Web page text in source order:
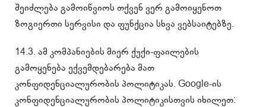
შეიძლება გამოიწვიოს თქვენ ვერ გამოიყენოთ
ზოგიერთი სერვისი და ფუნქცია სხვა ვებსაიტებზე.
14.3. ამ კომპანიების მიერ ქუქი-ფაილების
გამოყენება ექვემდებარება მათ
კონფიდენციალურობის პოლიტიკას. Google-ის
კონფიდენციალურობის პოლიტიკისთვის იხილეთ: